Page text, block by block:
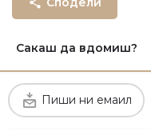
Сакаш да вдомиш?
Пиши ни емаил